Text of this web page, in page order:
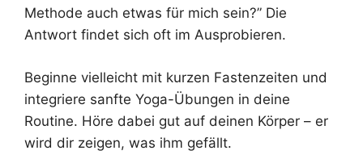
Methode auch etwas für mich sein?” Die
Antwort findet sich oft im Ausprobieren.
Beginne vielleicht mit kurzen Fastenzeiten und
integriere sanfte Yoga-Übungen in deine
Routine. Höre dabei gut auf deinen Körper – er
wird dir zeigen, was ihm gefällt.